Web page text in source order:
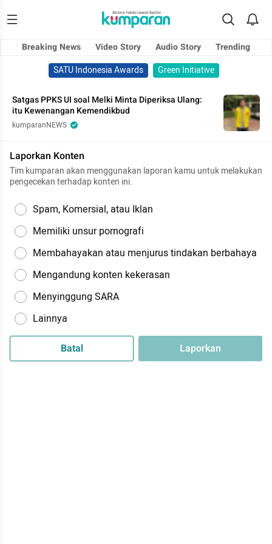
Breaking News Video Story Audio Story
Trending
SATU Indonesia Awards
Green Initiative
Satgas PPKS UI soal Melki Minta Diperiksa Ulang:
itu Kewenangan Kemendikbud
kumparanNEWS
Laporkan Konten
Tim kumparan akan menggunakan laporan kamu untuk melakukan
pengecekan terhadap konten ini.
Spam, Komersial, atau Iklan
Memiliki unsur pornografi
Membahayakan atau menjurus tindakan berbahaya
Mengandung konten kekerasan
Menyinggung SARA
Lainnya
Batal Laporkan